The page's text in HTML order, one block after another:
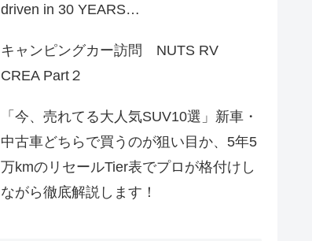
driven in 30 YEARS…
キャンピングカー訪問 NUTS RV
CREA Part２
「今、売れてる大人気SUV10選」新車・
中古車どちらで買うのが狙い目か、5年5
万kmのリセールTier表でプロが格付けし
ながら徹底解説します！